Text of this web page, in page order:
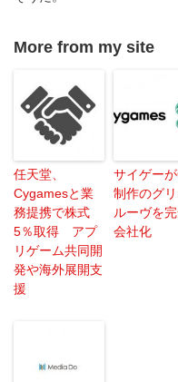
More from my site
任天堂、
Cygamesと業
務提携で株式
5％取得 アプ
リゲーム共同開
発や海外展開支
援
サイゲー
制作のグ
ルーヴを
会社化